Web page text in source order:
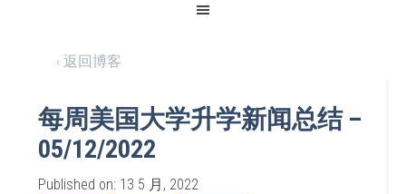
‹ 返回博客
每周美国大学升学新闻总结 –
05/12/2022
Published on: 13 5 月, 2022